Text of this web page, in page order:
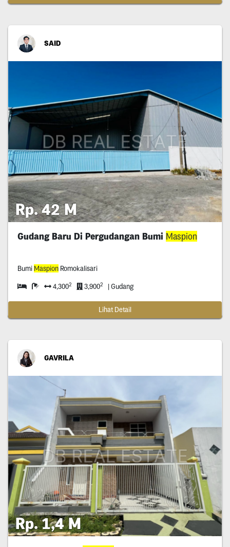
SAID
Rp. 42 M
Gudang Baru Di Pergudangan Bumi Maspion
Bumi MaspionRomokalisari
4,3002 3,9002 | Gudang
Lihat Detail
GAVRILA
Rp. 1,4 M